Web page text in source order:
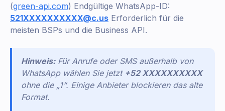
(green-api.com) Endgültige WhatsApp-ID:
521XXXXXXXXXX@c.us Erforderlich für die
meisten BSPs und die Business API.
Hinweis: Für Anrufe oder SMS außerhalb von
WhatsApp wählen Sie jetzt +52 XXXXXXXXXX
ohne die „1“. Einige Anbieter blockieren das alte
Format.